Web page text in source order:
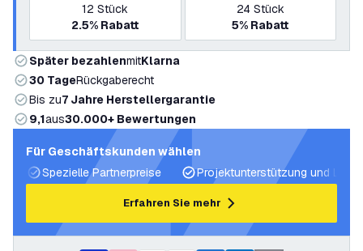
12 Stück
2.5% Rabatt
24 Stück
5% Rabatt
Später bezahlenmitKlarna
30 TageRückgaberecht
Bis zu7 Jahre Herstellergarantie
9,1aus30.000+ Bewertungen
Für Geschäftskunden wählen
Spezielle Partnerpreise
Projektunterstützung und
Erfahren Sie mehr